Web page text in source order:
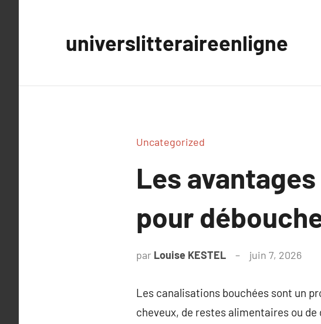
universlitteraireenligne
Uncategorized
Les
pour
par Louise KESTEL juin 7, 2026
Les canalisations bouchées sont un
cheveux, de restes alimentaires ou